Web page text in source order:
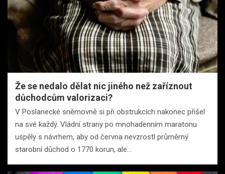
Že se nedalo dělat nic jiného než zaříznout
důchodcům valorizaci?
V Poslanecké sněmovně si při obstrukcích nakonec přišel
na své každý. Vládní strany po mnohadenním maratonu
uspěly s návrhem, aby od června nevzrostl průměrný
starobní důchod o 1770 korun, ale…